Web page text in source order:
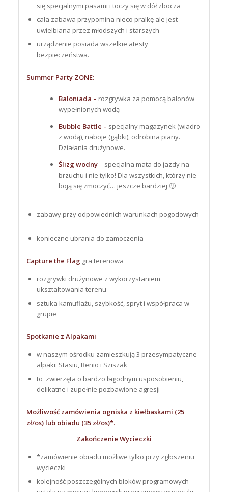
się specjalnymi pasami i toczy się w dół zbocza
cała zabawa przypomina nieco pralkę ale jest
uwielbiana przez młodszych i starszych
urządzenie posiada wszelkie atesty
bezpieczeństwa.
Summer Party ZONE:
Baloniada – rozgrywka za pomocą balonów
wypełnionych wodą
Bubble Battle – specjalny magazynek (wiadro
z wodą), naboje (gąbki), odrobina piany.
Działania drużynowe.
Ślizg wodny– specjalna mata do jazdy na
brzuchu i nie tylko! Dla wszystkich, którzy nie
boją się zmoczyć… jeszcze bardziej 🙂
zabawy przy odpowiednich warunkach pogodowych
konieczne ubrania do zamoczenia
Capture the Flag gra terenowa
rozgrywki drużynowe z wykorzystaniem
ukształtowania terenu
sztuka kamuflażu, szybkość, spryt i współpraca w
grupie
Spotkanie z Alpakami
w naszym ośrodku zamieszkują 3 przesympatyczne
alpaki: Stasiu, Benio i Sziszak
to zwierzęta o bardzo łagodnym usposobieniu,
delikatne i zupełnie pozbawione agresji
Możliwość zamówienia ogniska z kiełbaskami (25
zł/os) lub obiadu (35 zł/os)*.
Zakończenie Wycieczki
*zamówienie obiadu możliwe tylko przy zgłoszeniu
wycieczki
kolejność poszczególnych bloków programowych